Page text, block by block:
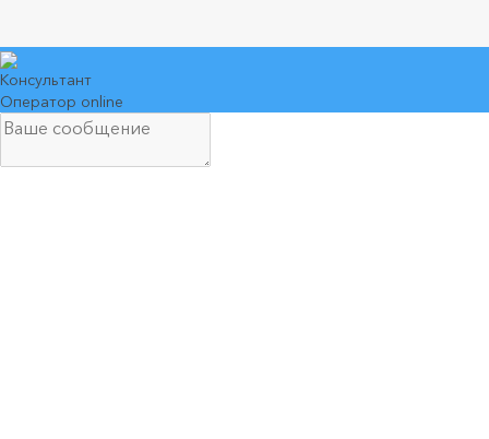
Консультант
Оператор online